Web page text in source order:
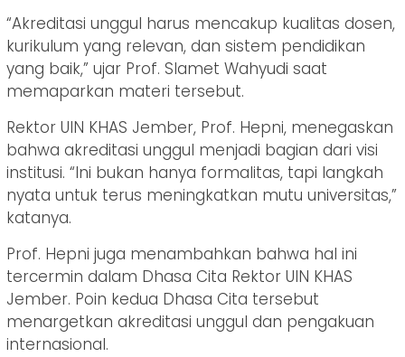
“Akreditasi unggul harus mencakup kualitas dosen,
kurikulum yang relevan, dan sistem pendidikan
yang baik,” ujar Prof. Slamet Wahyudi saat
memaparkan materi tersebut.
Rektor UIN KHAS Jember, Prof. Hepni, menegaskan
bahwa akreditasi unggul menjadi bagian dari visi
institusi. “Ini bukan hanya formalitas, tapi langkah
nyata untuk terus meningkatkan mutu universitas,”
katanya.
Prof. Hepni juga menambahkan bahwa hal ini
tercermin dalam Dhasa Cita Rektor UIN KHAS
Jember. Poin kedua Dhasa Cita tersebut
menargetkan akreditasi unggul dan pengakuan
internasional.